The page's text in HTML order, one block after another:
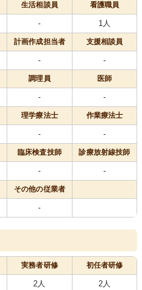
生活相談員 看護職員
- 1人
計画作成担当者 支援相談員
- -
調理員 医師
- -
理学療法士 作業療法士
- -
臨床検査技師 診療放射線技師
- -
その他の従業者
-
実務者研修 初任者研修
2人 2人